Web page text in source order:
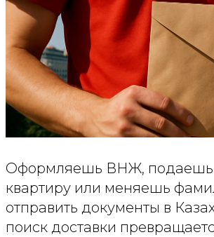
Оформляешь ВНЖ, подаешь
квартиру или меняешь
отправить документы в
поиск доставки